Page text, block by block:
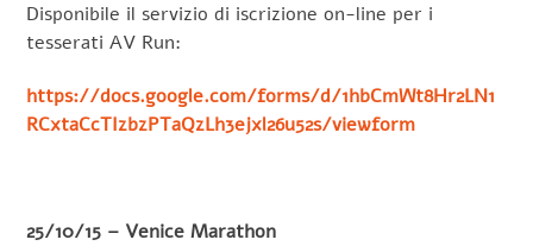
Disponibile il servizio di iscrizione on-line per i
tesserati AV Run:
https://docs.google.com/forms/d/1hbCmWt8Hr2LN1
RCxtaCcTIzbzPTaQzLh3ejxl26u52s/viewform
25/10/15 – Venice Marathon